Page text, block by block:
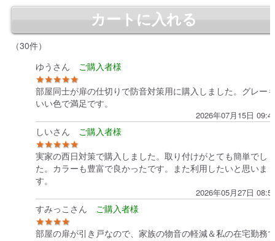
（30件）
ゆうさん
★★★★★
部屋同士が扉の仕切りで防音対策用に購入しました。グレー
いい色で満足です。
2026年07月15日
しいさん
★★★★★
実家の西日対策で購入しました。取り付けがとても簡単でし
た。カラーも豊富で良かったです。また利用したいと思いま
す。
2026年05月27日
すみっこさん
★★★★
部屋の扉が引き戸なので、家族の物音の軽減＆私の在宅勤務